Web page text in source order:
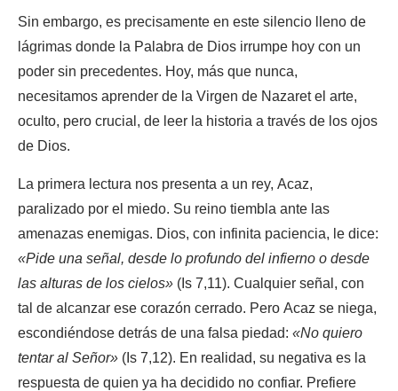
Sin embargo, es precisamente en este silencio lleno de
lágrimas donde la Palabra de Dios irrumpe hoy con un
poder sin precedentes. Hoy, más que nunca,
necesitamos aprender de la Virgen de Nazaret el arte,
oculto, pero crucial, de leer la historia a través de los ojos
de Dios.
La primera lectura nos presenta a un rey, Acaz,
paralizado por el miedo. Su reino tiembla ante las
amenazas enemigas. Dios, con infinita paciencia, le dice:
«Pide una señal, desde lo profundo del infierno o desde
las alturas de los cielos»(Is 7,11). Cualquier señal, con
tal de alcanzar ese corazón cerrado. Pero Acaz se niega,
escondiéndose detrás de una falsa piedad:«No quiero
tentar al Señor»(Is 7,12). En realidad, su negativa es la
respuesta de quien ya ha decidido no confiar. Prefiere